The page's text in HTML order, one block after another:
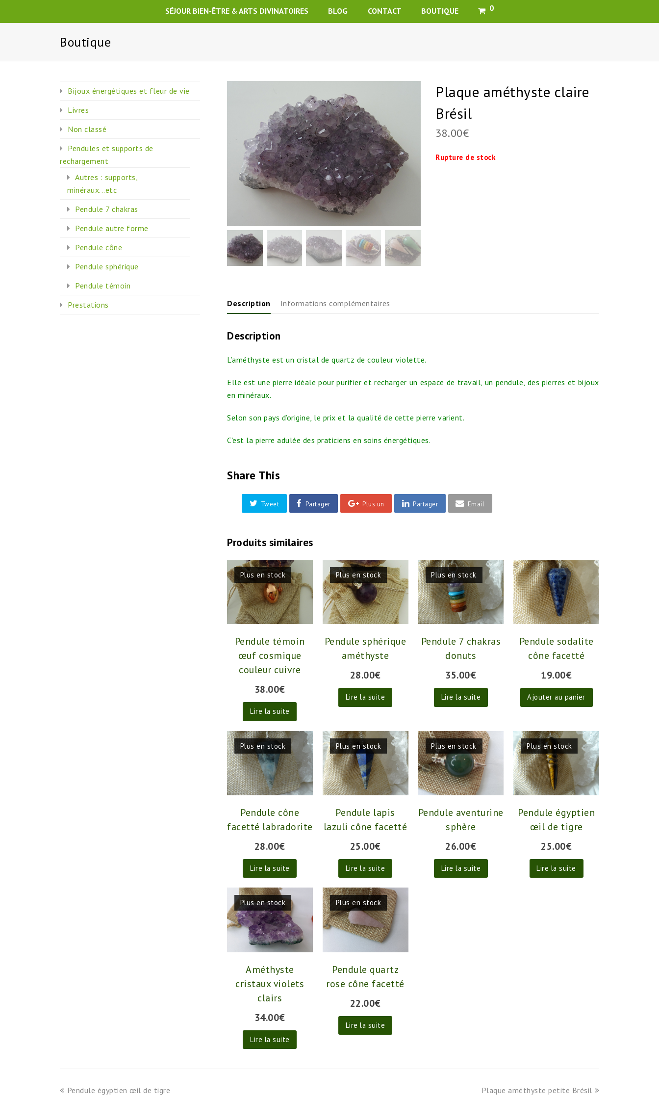
SÉJOUR BIEN-ÊTRE & ARTS DIVINATOIRES BLOG CONTACT BOUTIQUE 0
Boutique
Plaque améthyste claire
Brésil
38.00€
Rupture de stock
Description Informations complémentaires
Description
L’améthyste est un cristal de quartz de couleur violette.
Elle est une pierre idéale pour purifier et recharger un espace de travail, un pendule, des pierres et bijoux
en minéraux.
Selon son pays d’origine, le prix et la qualité de cette pierre varient.
C’est la pierre adulée des praticiens en soins énergétiques.
Share This
Tweet Partager Plus un Partager Email
Produits similaires
Plus en stock
Pendule témoin
œuf cosmique
couleur cuivre
38.00€
Lire la suite
Plus en stock
Pendule sphérique
améthyste
28.00€
Lire la suite
Plus en stock
Pendule 7 chakras
donuts
35.00€
Lire la suite
Pendule sodalite
cône facetté
19.00€
Ajouter au panier
Plus en stock
Pendule cône
facetté labradorite
28.00€
Lire la suite
Plus en stock
Pendule lapis
lazuli cône facetté
25.00€
Lire la suite
Plus en stock
Pendule aventurine
sphère
26.00€
Lire la suite
Plus en stock
Pendule égyptien
œil de tigre
25.00€
Lire la suite
Plus en stock
Améthyste
cristaux violets
clairs
34.00€
Lire la suite
Plus en stock
Pendule quartz
rose cône facetté
22.00€
Lire la suite
Bijoux énergétiques et fleur de vie
Livres
Non classé
Pendules et supports de
rechargement
Autres : supports,
minéraux...etc
Pendule 7 chakras
Pendule autre forme
Pendule cône
Pendule sphérique
Pendule témoin
Prestations
previous
Pendule égyptien œil de tigre
next
Plaque améthyste petite Brésil